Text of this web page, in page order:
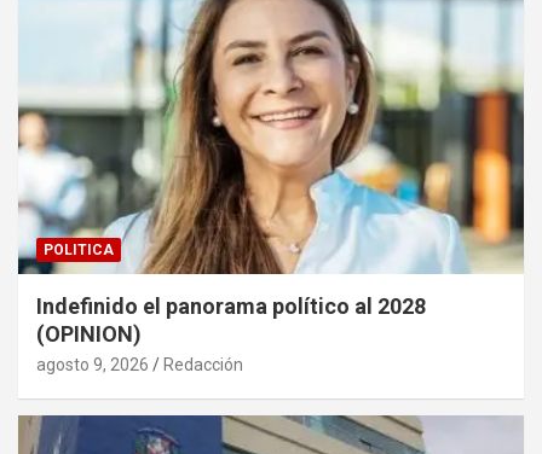
POLITICA
Indefinido el panorama político al 2028
(OPINION)
agosto 9, 2026 Redacción